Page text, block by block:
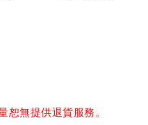
無提供退貨服務。